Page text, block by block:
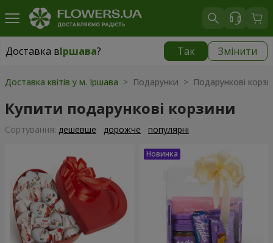
Доставка вІршава? Так Змінити
Доставка вІршава|
Доставка квітів у м. Іршава > Подарунки > Подарункові
Купити подарункові корзини
Сортування: дешевше дорожче популярні